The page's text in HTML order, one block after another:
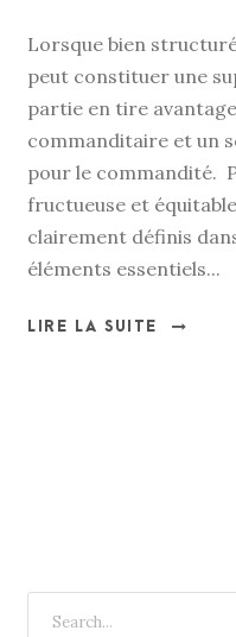
Lorsque bien
peut constituer une
partie en tire
commanditaire et un
pour le commandité.
fructueuse et
clairement définis
éléments essentiels...
LIRE LA SUITE